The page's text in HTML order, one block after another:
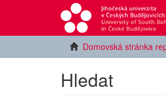
Domovská stránka
Hledat